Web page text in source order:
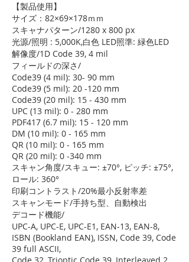
​【製品使用】
サイズ：82×69×178ｍｍ
スキャナパターン/1280 x 800 px
光源/照明 : 5,000K,白色 LED照準: 緑色LED
解像度/1D Code 39, 4 mil
フィールドの深さ/
Code39 (4 mil): 30- 90 mm
Code39 (5 mil): 20 -120 mm
Code39 (20 mil): 15 - 430 mm
UPC (13 mil): 0 - 280 mm
PDF417 (6.7 mil): 15 - 120 mm
DM (10 mil): 0 - 165 mm
QR (10 mil): 0 - 165 mm
QR (20 mil): 0 -340 mm
スキャン角度/スキュー: ±70°, ピッチ: ±75°,
ロール: 360°
印刷コントラスト/20%最小反射率差
スキャンモード/手持ち型、自動検出
デコード機能/
UPC-A, UPC-E, UPC-E1, EAN-13, EAN-8,
ISBN (Bookland EAN), ISSN, Code 39, Code
39 full ASCII,